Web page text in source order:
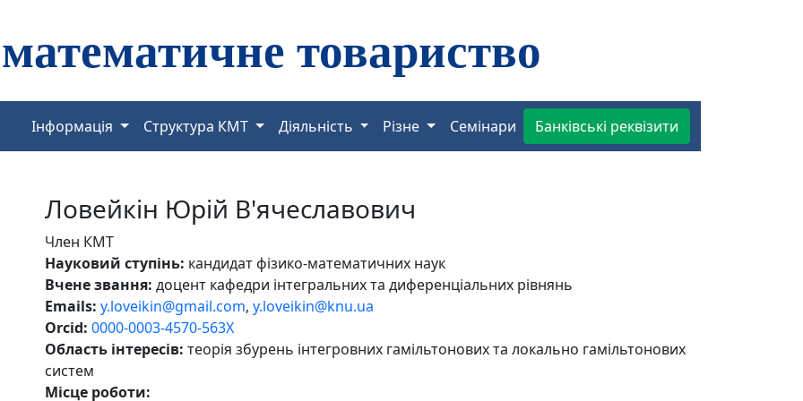
Інформація Структура КМТ Діяльність Різне Семінари Банківські реквізити
Ловейкін Юрій В'ячеславович
Член КМТ
Науковий ступінь: кандидат фізико-математичних наук
Вчене звання: доцент кафедри інтегральних та диференціальних рівнянь
Emails: y.loveikin@gmail.com, y.loveikin@knu.ua
Orcid: 0000-0003-4570-563X
Область інтересів: теорія збурень інтегровних гамільтонових та локально гамільтонових
систем
Місце роботи: